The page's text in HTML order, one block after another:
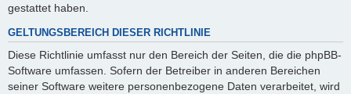
gestattet haben.
GELTUNGSBEREICH DIESER RICHTLINIE
Diese Richtlinie umfasst nur den Bereich der Seiten, die die phpBB-
Software umfassen. Sofern der Betreiber in anderen Bereichen
seiner Software weitere personenbezogene Daten verarbeitet, wird